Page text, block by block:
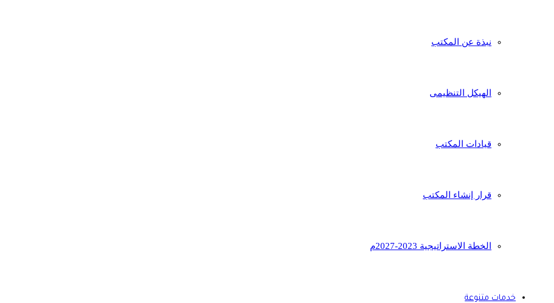
نبذة عن المكتب
الهيكل التنظيمى
قيادات المكتب
قرار إنشاء المكتب
الخطة الاستراتيجية 2023-2027م
خدمات متنوعة